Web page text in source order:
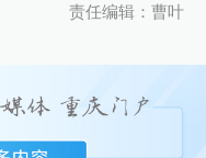
责任编辑：曹叶